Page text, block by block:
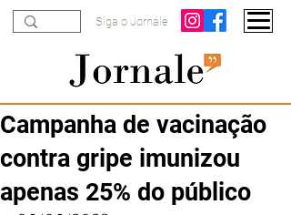
Siga o Jornale
Campanha de vacinação
contra gripe imunizou
apenas 25% do público